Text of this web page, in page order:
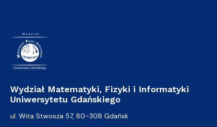
Wydział Matematyki, Fizyki i Informatyki
Uniwersytetu Gdańskiego
ul. Wita Stwosza 57, 80-308 Gdańsk